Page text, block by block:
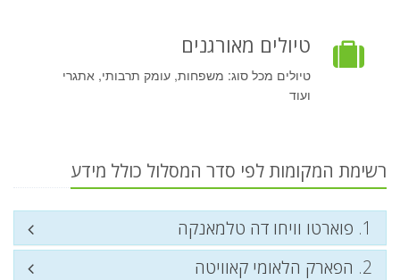
טיולים מאורגנים
טיולים מכל סוג: משפחות, עומק תרבותי, אתגרי
ועוד
רשימת המקומות לפי סדר המסלול כולל מידע
1. פוארטו וויחו דה טלמאנקה
2. הפארק הלאומי קאוויטה